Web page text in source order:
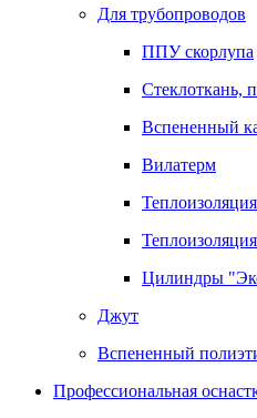
Для трубопроводов
ППУ скорлупа
Стеклоткань,
Вспененный
Вилатерм
Цилиндры
Джут
Вспененный
Профессиональная